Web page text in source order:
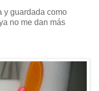
y guardada como
no me dan más